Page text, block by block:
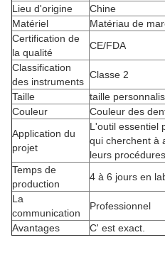
Lieu d'origine
Chine
Matériel
Matériau de
Certification de
la qualité
CE/FDA
Classification
des instruments
Classe 2
Taille
taille
Couleur
Couleur des
Application du
projet
L'outil essentiel
qui cherchent à
leurs
Temps de
production
4 à 6 jours en
La
communication
Professionnel
Avantages
C' est exact.